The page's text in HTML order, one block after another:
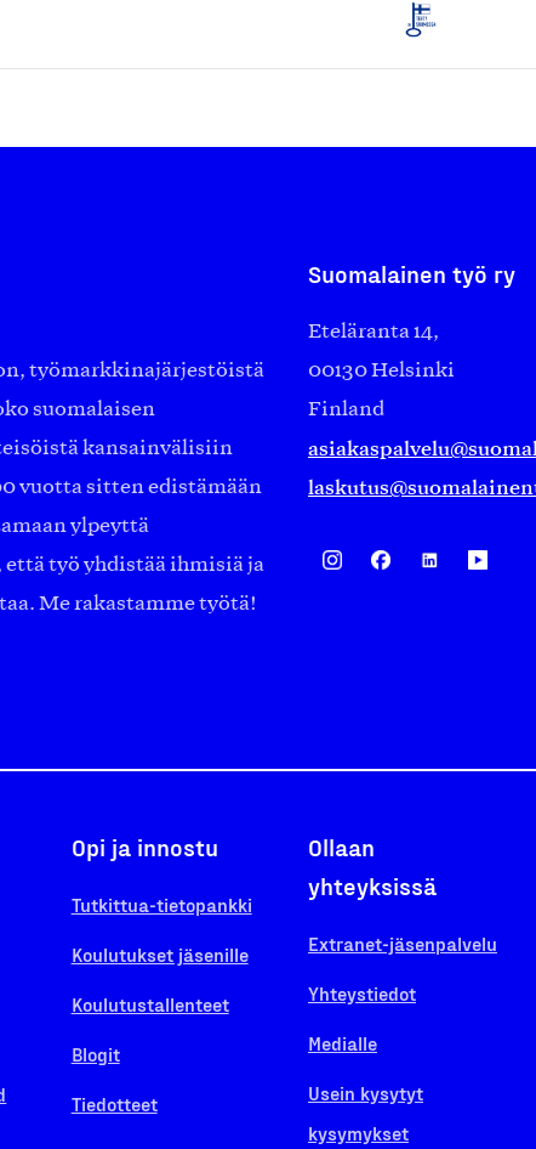
työmarkkinajärjestöistä
suomalaisen
kansainvälisiin
vuotta sitten edistämään
ylpeyttä
että työ yhdistää ihmisiä ja
Me rakastamme työtä!
Suomalainen työ ry
Eteläranta 14,
00130 Helsinki
Finland
Opi ja innostu
Tutkittua-tietopankki
Koulutukset jäsenille
Koulutustallenteet
Blogit
Tiedotteet
Ollaan
yhteyksissä
Extranet-jäsenpalvelu
Yhteystiedot
Medialle
Usein kysytyt
kysymykset